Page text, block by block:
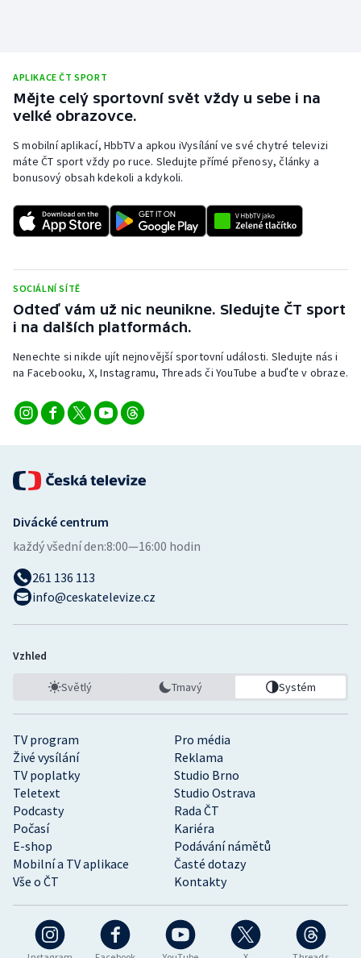
Rychlobruslení
Short track
Sportovní střelba
Triatlon
Veslování
Vodní slalom
Volejbal
APLIKACE ČT SPORT
Mějte celý sportovní svět vždy u sebe i na
velké obrazovce.
S mobilní aplikací, HbbTV a apkou iVysílání ve své chytré televizi
máte ČT sport vždy po ruce. Sledujte přímé přenosy, články a
bonusový obsah kdekoli a kdykoli.
SOCIÁLNÍ SÍTĚ
Odteď vám už nic neunikne. Sledujte ČT sport
i na dalších platformách.
Nenechte si nikde ujít nejnovější sportovní události. Sledujte nás i
na Facebooku, X, Instagramu, Threads či YouTube a buďte v obraze.
TV program
Pro média
Živé vysílání
Reklama
TV poplatky
Studio Brno
Teletext
Studio Ostrava
Podcasty
Rada ČT
Počasí
Kariéra
E-shop
Podávání námětů
Mobilní a TV aplikace
Časté dotazy
Vše o ČT
Kontakty
Divácké centrum
každý všední den:8:00—16:00 hodin
261 136 113
info@ceskatelevize.cz
Vzhled
Světlý Tmavý Systém